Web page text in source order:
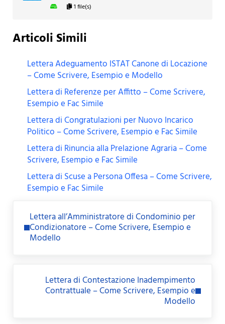
1 file(s)
Articoli Simili
Lettera Adeguamento ISTAT Canone di Locazione
– Come Scrivere, Esempio e Modello
Lettera di Referenze per Affitto – Come Scrivere,
Esempio e Fac Simile
Lettera di Congratulazioni per Nuovo Incarico
Politico – Come Scrivere, Esempio e Fac Simile
Lettera di Rinuncia alla Prelazione Agraria – Come
Scrivere, Esempio e Fac Simile
Lettera di Scuse a Persona Offesa – Come Scrivere,
Esempio e Fac Simile
Lettera all’Amministratore di Condominio per
Condizionatore – Come Scrivere, Esempio e
Modello
Lettera di Contestazione Inadempimento
Contrattuale – Come Scrivere, Esempio e
Modello